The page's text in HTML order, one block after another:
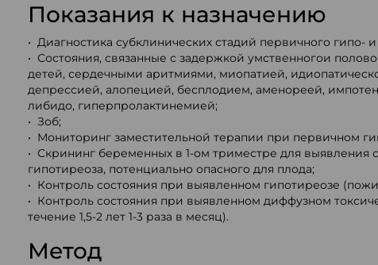
Показания к назначению
• Диагностика субклинических стадий первичного гипо-
• Состояния, связанные с задержкой умственногои
детей, сердечными аритмиями, миопатией,
депрессией, алопецией, бесплодием, аменореей,
либидо, гиперпролактинемией;
• Зоб;
• Мониторинг заместительной терапии при первичном
• Скрининг беременных в 1-ом триместре для выявления
гипотиреоза, потенциально опасного для плода;
• Контроль состояния при выявленном гипотиреозе
• Контроль состояния при выявленном диффузном
течение 1,5-2 лет 1-3 раза в месяц).
Метод